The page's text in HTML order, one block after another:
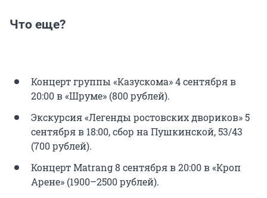
Что еще?
Концерт группы «Казускома» 4 сентября в
20:00 в «Шруме» (800 рублей).
Экскурсия «Легенды ростовских двориков» 5
сентября в 18:00, сбор на Пушкинской, 53/43
(700 рублей).
Концерт Matrang 8 сентября в 20:00 в «Кроп
Арене» (1900–2500 рублей).